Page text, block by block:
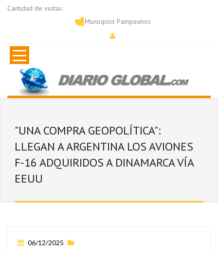
Cantidad de visitas:
Municipios Pampeanos
"UNA COMPRA GEOPOLÍTICA":
LLEGAN A ARGENTINA LOS AVIONES
F-16 ADQUIRIDOS A DINAMARCA VÍA
EEUU
06/12/2025